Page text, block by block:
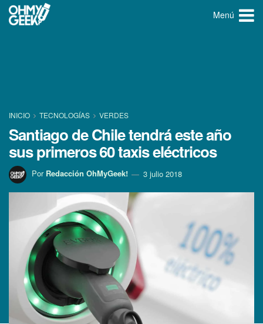
Menú
INICIO TECNOLOGÍ­AS VERDES
Santiago de Chile tendrá este año
sus primeros 60 taxis eléctricos
Por Redacción OhMyGeek! 3 julio 2018